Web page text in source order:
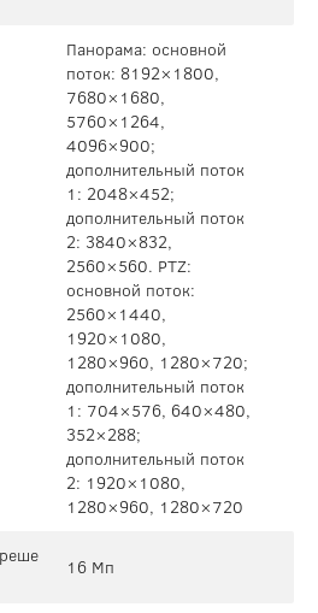
Панорама: основной
поток: 8192×1800,
7680×1680,
5760×1264,
4096×900;
дополнительный поток
1: 2048×452;
дополнительный поток
2: 3840×832,
2560×560. PTZ:
основной поток:
2560×1440,
1920×1080,
1280×960, 1280×720;
дополнительный поток
1: 704×576, 640×480,
352×288;
дополнительный поток
2: 1920×1080,
1280×960, 1280×720
16 Мп